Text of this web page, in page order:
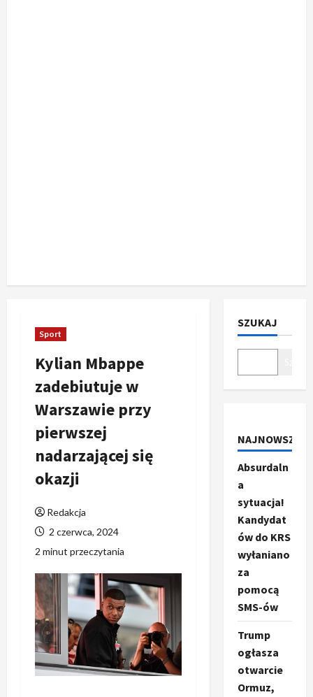
Sport
Kylian Mbappe
zadebiutuje w
Warszawie przy
pierwszej
nadarzającej się
okazji
Redakcja
2 czerwca, 2024
2 minut przeczytania
SZUKAJ
NAJNOWSZE
Absurdaln
a
sytuacja!
Kandydat
ów do KRS
wyłaniano
za
pomocą
SMS-ów
Trump
ogłasza
otwarcie
Ormuz,